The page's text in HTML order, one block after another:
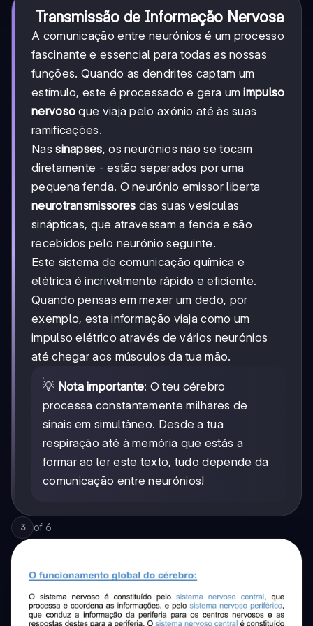
Transmissão de Informação Nervosa
A comunicação entre neurónios é um processo
fascinante e essencial para todas as nossas
funções. Quando as dendrites captam um
estímulo, este é processado e gera umimpulso
nervoso que viaja pelo axónio até às suas
ramificações.
Nassinapses, os neurónios não se tocam
diretamente - estão separados por uma
pequena fenda. O neurónio emissor liberta
neurotransmissores das suas vesículas
sinápticas, que atravessam a fenda e são
recebidos pelo neurónio seguinte.
Este sistema de comunicação química e
elétrica é incrivelmente rápido e eficiente.
Quando pensas em mexer um dedo, por
exemplo, esta informação viaja como um
impulso elétrico através de vários neurónios
até chegar aos músculos da tua mão.
💡 Nota importante: O teu cérebro
processa constantemente milhares de
sinais em simultâneo. Desde a tua
respiração até à memória que estás a
formar ao ler este texto, tudo depende da
comunicação entre neurónios!
3 of 6